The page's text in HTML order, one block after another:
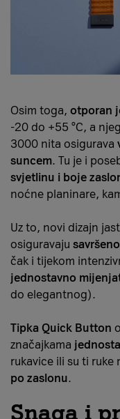
Osim toga, otporan
-20 do +55 °C, a
3000 nita osigurava
suncem. Tu je i
svjetlinu i boje
noćne planinare,
Uz to, novi dizajn
osiguravaju
čak i tijekom
jednostavno
do elegantnog).
Tipka Quick Button
značajkama
rukavice ili su ti ruke
po zaslonu.
Snaga i